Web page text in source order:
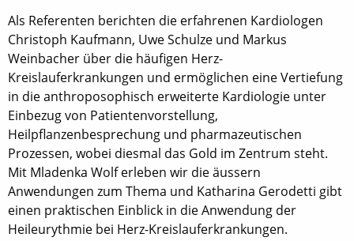
Als Referenten berichten die erfahrenen Kardiologen
Christoph Kaufmann, Uwe Schulze und Markus
Weinbacher über die häufigen Herz-
Kreislauferkrankungen und ermöglichen eine Vertiefung
in die anthroposophisch erweiterte Kardiologie unter
Einbezug von Patientenvorstellung,
Heilpflanzenbesprechung und pharmazeutischen
Prozessen, wobei diesmal das Gold im Zentrum steht.
Mit Mladenka Wolf erleben wir die äussern
Anwendungen zum Thema und Katharina Gerodetti gibt
einen praktischen Einblick in die Anwendung der
Heileurythmie bei Herz-Kreislauferkrankungen.